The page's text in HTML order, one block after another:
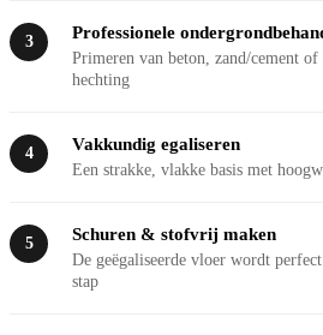
3 Professionele
Primeren van beton, zand/cement
hechting
4 Vakkundig egaliseren
Een strakke, vlakke basis met
5 Schuren & stofvrij maken
De geëgaliseerde vloer wordt
stap